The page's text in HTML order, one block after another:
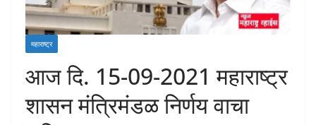
महाराष्ट्र
आज दि. 15-09-2021 महाराष्ट्र
शासन मंत्रिमंडळ निर्णय वाचा